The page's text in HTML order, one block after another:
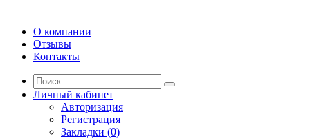
О компании
Отзывы
Контакты
Личный кабинет
Авторизация
Регистрация
Закладки (0)